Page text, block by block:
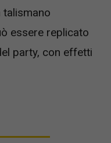
talismano
essere replicato
party, con effetti